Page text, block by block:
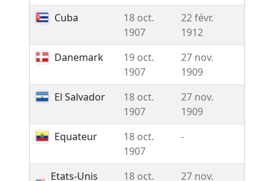
Cuba
18 oct.
1907
22 févr.
1912
Danemark
19 oct.
1907
27 nov.
1909
El Salvador
18 oct.
1907
27 nov.
1909
Equateur
18 oct.
1907
-
Etats-Unis 18 oct. 27 nov.